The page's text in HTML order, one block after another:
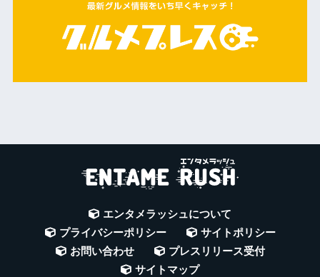
エンタメラッシュについて
プライバシーポリシー
サイトポリシー
お問い合わせ
プレスリリース受付
サイトマップ